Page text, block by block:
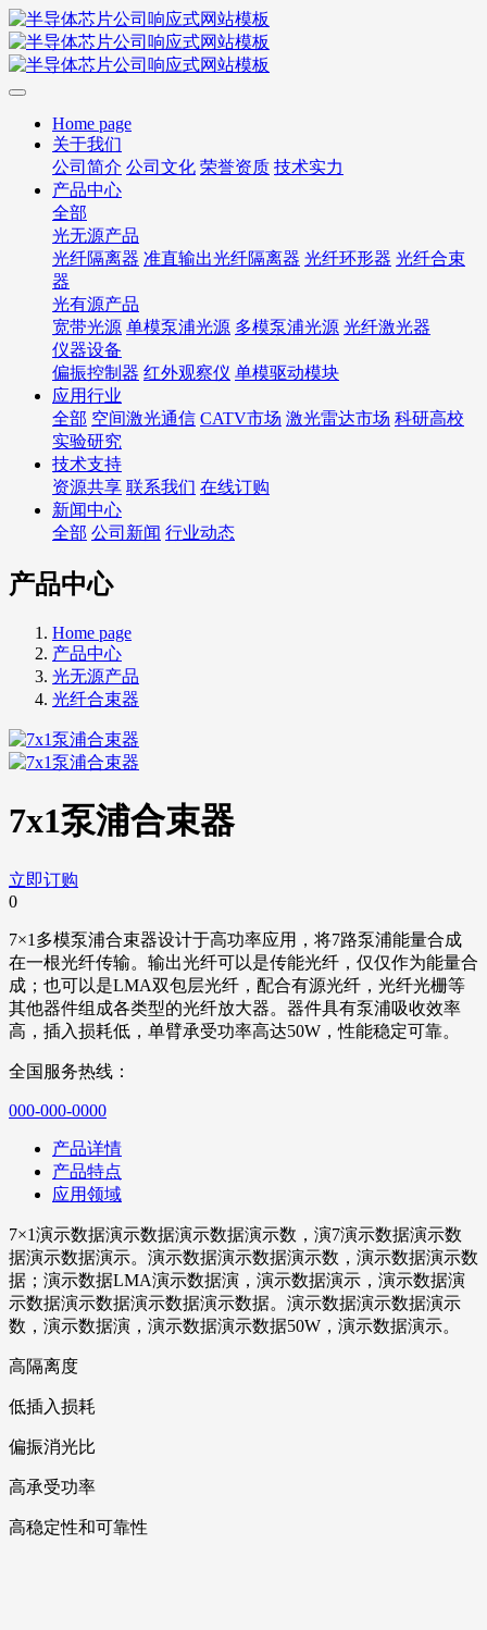
Home page
关于我们
公司简介 公司文化 荣誉资质 技术实力
产品中心
全部
光无源产品
光纤隔离器 准直输出光纤隔离器 光纤环形器 光纤合束
器
光有源产品
宽带光源 单模泵浦光源 多模泵浦光源 光纤激光器
仪器设备
偏振控制器 红外观察仪 单模驱动模块
应用行业
全部 空间激光通信 CATV市场 激光雷达市场 科研高校
实验研究
技术支持
资源共享 联系我们 在线订购
新闻中心
全部 公司新闻 行业动态
产品中心
Home page
产品中心
光无源产品
光纤合束器
7x1泵浦合束器
立即订购
0
7×1多模泵浦合束器设计于高功率应用，将7路泵浦能量合成
在一根光纤传输。输出光纤可以是传能光纤，仅仅作为能量合
成；也可以是LMA双包层光纤，配合有源光纤，光纤光栅等
其他器件组成各类型的光纤放大器。器件具有泵浦吸收效率
高，插入损耗低，单臂承受功率高达50W，性能稳定可靠。
全国服务热线：
000-000-0000
产品详情
产品特点
应用领域
7×1演示数据演示数据演示数据演示数，演7演示数据演示数
据演示数据演示。演示数据演示数据演示数，演示数据演示数
据；演示数据LMA演示数据演，演示数据演示，演示数据演
示数据演示数据演示数据演示数据。演示数据演示数据演示
数，演示数据演，演示数据演示数据50W，演示数据演示。
高隔离度
低插入损耗
偏振消光比
高承受功率
高稳定性和可靠性